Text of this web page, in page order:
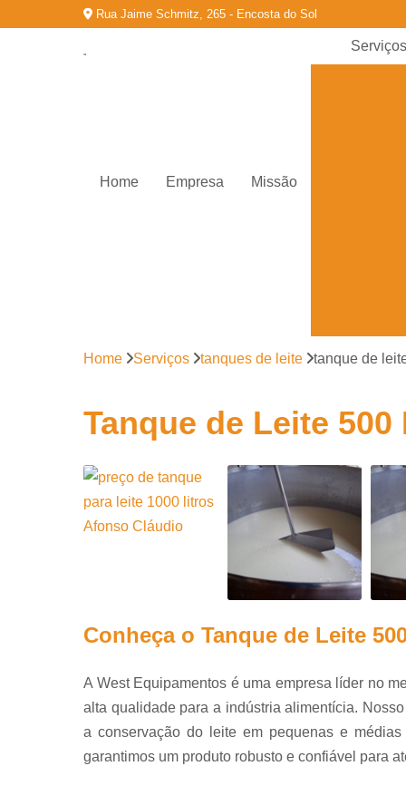
Rua Jaime Schmitz, 265 - Encosta do Sol
Home Empresa Missão
Serviços
leite
laticínios
Filtros de
queijo
para
Home Serviços tanques de leite tanque de
Tanque de Leite
Conheça o Tanque de Leite
A West Equipamentos é uma empresa líder no
alta qualidade para a indústria alimentícia.
a conservação do leite em pequenas e
garantimos um produto robusto e confiável para